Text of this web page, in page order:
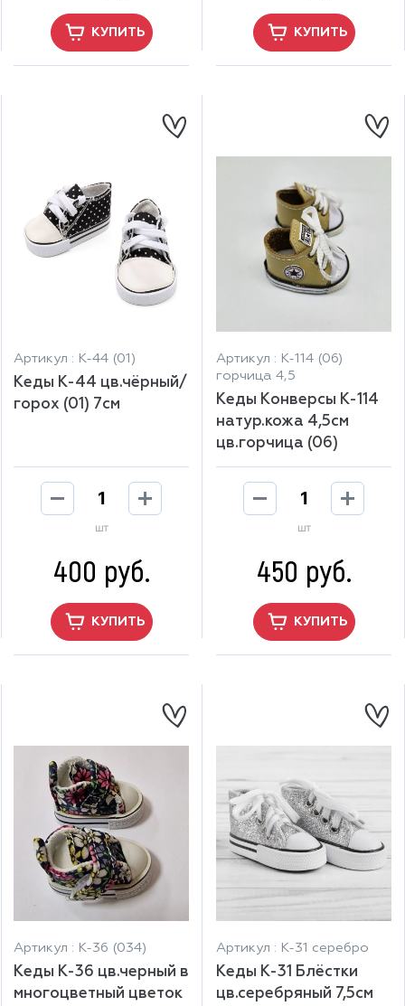
КУПИТЬ КУПИТЬ
Артикул : К-44 (01)
Кеды К-44 цв.чёрный/
горох (01) 7см
шт
400 руб.
КУПИТЬ
Артикул : К-114 (06)
горчица 4,5
Кеды Конверсы К-114
натур.кожа 4,5см
цв.горчица (06)
шт
450 руб.
КУПИТЬ
Артикул : К-36 (034)
Кеды К-36 цв.черный в
многоцветный цветок
Артикул : К-31 серебро
Кеды К-31 Блёстки
цв.серебряный 7,5см